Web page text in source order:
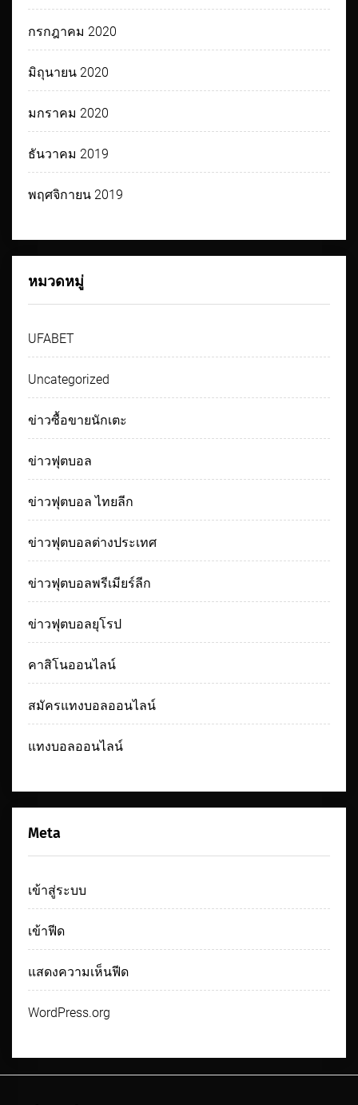
กรกฎาคม 2020
มิถุนายน 2020
มกราคม 2020
ธันวาคม 2019
พฤศจิกายน 2019
หมวดหมู่
UFABET
Uncategorized
ข่าวซื้อขายนักเตะ
ข่าวฟุตบอล
ข่าวฟุตบอล ไทยลีก
ข่าวฟุตบอลต่างประเทศ
ข่าวฟุตบอลพรีเมียร์ลีก
ข่าวฟุตบอลยุโรป
คาสิโนออนไลน์
สมัครแทงบอลออนไลน์
แทงบอลออนไลน์
Meta
เข้าสู่ระบบ
เข้าฟีด
แสดงความเห็นฟีด
WordPress.org